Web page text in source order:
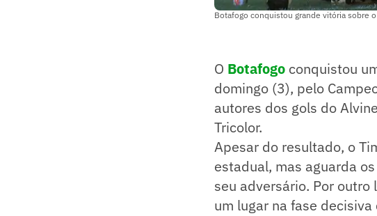
Botafogo conquistou grande vitória sobre
O Botafogo conquistou
domingo (3), pelo
autores dos gols do
Tricolor.
Apesar do resultado, o
estadual, mas aguarda
seu adversário. Por outro
um lugar na fase decisiva